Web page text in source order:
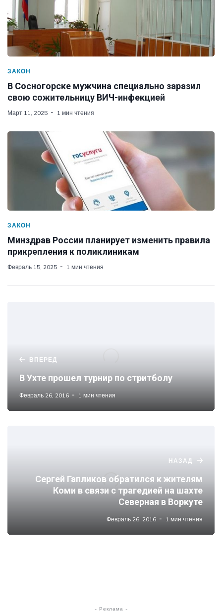
ЗАКОН
В Сосногорске мужчина специально заразил
свою сожительницу ВИЧ-инфекцией
Март 11, 2025 1 мин чтения
ЗАКОН
Минздрав России планирует изменить правила
прикрепления к поликлиникам
Февраль 15, 2025 1 мин чтения
ВПЕРЕД
В Ухте прошел турнир по стритболу
Февраль 26, 2016 1 мин чтения
НАЗАД
Сергей Гапликов обратился к жителям
Коми в связи с трагедией на шахте
Северная в Воркуте
Февраль 26, 2016 1 мин чтения
- Реклама -